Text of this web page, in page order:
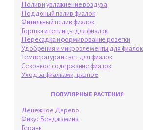
Полив и увлажнение воздуха
Поддоный полив фиалок
Фитильный полив фиалок
Горшки и теплицы для фиалок
Пересадка и формирование розетки
Удобрения и микроэлементы для фиалок
Температура и свет для фиалок
Сезонное содержание фиалок
Уход за фиалками, разное
ПОПУЛЯРНЫЕ РАСТЕНИЯ
Денежное Дерево
Фикус Бенджамина
Герань